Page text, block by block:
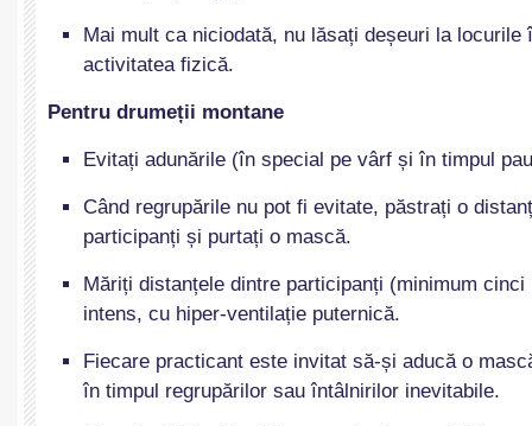
Mai mult ca niciodată, nu lăsați deșeuri la locurile
activitatea fizică.
Pentru drumeții montane
Evitați adunările (în special pe vârf și în timpul
Când regrupările nu pot fi evitate, păstrați o
participanți și purtați o mască.
Măriți distanțele dintre participanți (minimum
intens, cu hiper-ventilație puternică.
Fiecare practicant este invitat să-și aducă o
în timpul regrupărilor sau întâlnirilor inevitabile.